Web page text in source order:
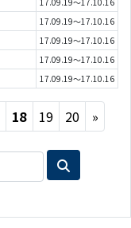
17.09.19～17.10.16
17.09.19～17.10.16
17.09.19～17.10.16
17.09.19～17.10.16
18 19 20 »Next